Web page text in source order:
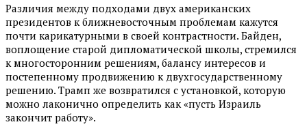
Различия между подходами двух американских
президентов к ближневосточным проблемам кажутся
почти карикатурными в своей контрастности. Байден,
воплощение старой дипломатической школы, стремился
к многосторонним решениям, балансу интересов и
постепенному продвижению к двухгосударственному
решению. Трамп же возвратился с установкой, которую
можно лаконично определить как «пусть Израиль
закончит работу».